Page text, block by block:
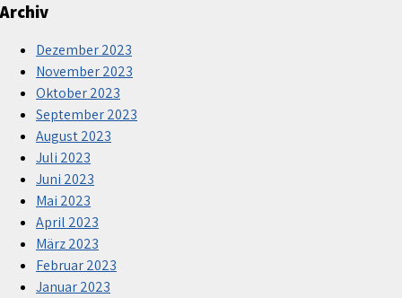
Archiv
Dezember 2023
November 2023
Oktober 2023
September 2023
August 2023
Juli 2023
Juni 2023
Mai 2023
April 2023
März 2023
Februar 2023
Januar 2023